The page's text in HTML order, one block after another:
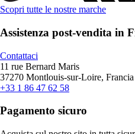
Scopri tutte le nostre marche
Assistenza post-vendita in
Contattaci
11 rue Bernard Maris
37270 Montlouis-sur-Loire, Francia
+33 1 86 47 62 58
Pagamento sicuro